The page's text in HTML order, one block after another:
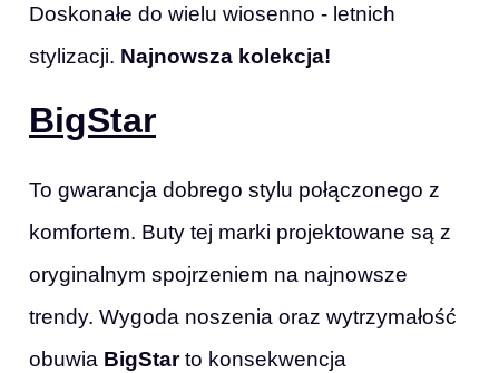
Doskonałe do wielu wiosenno - letnich
stylizacji. Najnowsza kolekcja!
BigStar
To gwarancja dobrego stylu połączonego z
komfortem. Buty tej marki projektowane są z
oryginalnym spojrzeniem na najnowsze
trendy. Wygoda noszenia oraz wytrzymałość
obuwia BigStarto konsekwencja